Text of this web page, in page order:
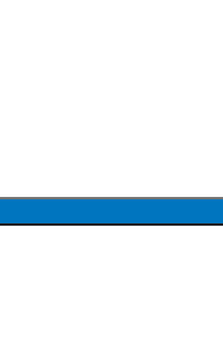
UNTERMENÜ